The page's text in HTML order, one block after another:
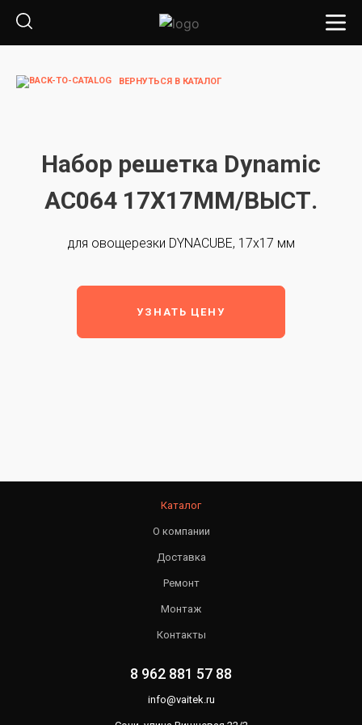
ВЕРНУТЬСЯ В КАТАЛОГ
Набор решетка Dynamic
AC064 17Х17ММ/ВЫСТ.
для овощерезки DYNACUBE, 17x17 мм
УЗНАТЬ ЦЕНУ
Каталог
О компании
Доставка
Ремонт
Монтаж
Контакты
8 962 881 57 88
info@vaitek.ru